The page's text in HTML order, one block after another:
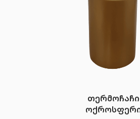
თერმოჩაჩი